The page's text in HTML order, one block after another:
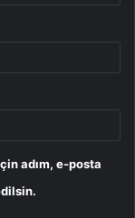
adım, e-posta